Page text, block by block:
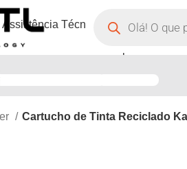
Assistência Técnica
Cartucho de Tinta Reciclado